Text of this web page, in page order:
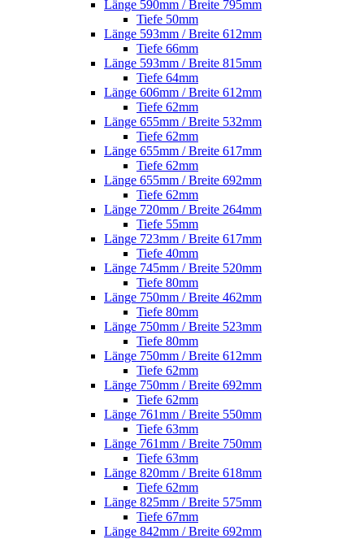
Länge 590mm / Breite 795mm
Tiefe 50mm
Länge 593mm / Breite 612mm
Tiefe 66mm
Länge 593mm / Breite 815mm
Tiefe 64mm
Länge 606mm / Breite 612mm
Tiefe 62mm
Länge 655mm / Breite 532mm
Tiefe 62mm
Länge 655mm / Breite 617mm
Tiefe 62mm
Länge 655mm / Breite 692mm
Tiefe 62mm
Länge 720mm / Breite 264mm
Tiefe 55mm
Länge 723mm / Breite 617mm
Tiefe 40mm
Länge 745mm / Breite 520mm
Tiefe 80mm
Länge 750mm / Breite 462mm
Tiefe 80mm
Länge 750mm / Breite 523mm
Tiefe 80mm
Länge 750mm / Breite 612mm
Tiefe 62mm
Länge 750mm / Breite 692mm
Tiefe 62mm
Länge 761mm / Breite 550mm
Tiefe 63mm
Länge 761mm / Breite 750mm
Tiefe 63mm
Länge 820mm / Breite 618mm
Tiefe 62mm
Länge 825mm / Breite 575mm
Tiefe 67mm
Länge 842mm / Breite 692mm